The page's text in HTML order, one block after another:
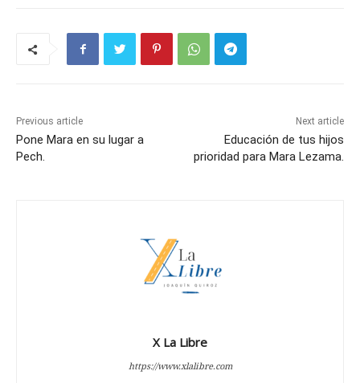
Previous article
Pone Mara en su lugar a
Pech.
Next article
Educación de tus hijos
prioridad para Mara Lezama.
X La Libre
https://www.xlalibre.com